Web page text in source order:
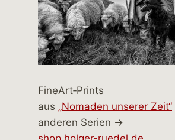
FineArt‑Prints
aus „Nomaden unserer Zeit“
anderen Serien →